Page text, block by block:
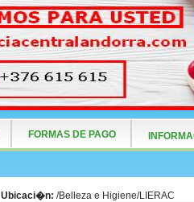
FORMAS DE PAGO
Ubicaci�n: /Belleza e Higiene/LIERAC